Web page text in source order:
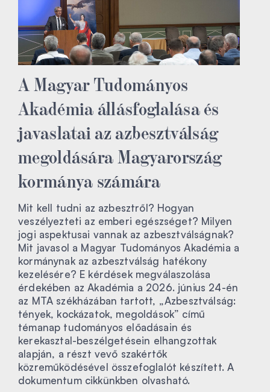
A Magyar Tudományos
Akadémia állásfoglalása és
javaslatai az azbesztválság
megoldására Magyarország
kormánya számára
Mit kell tudni az azbesztről? Hogyan
veszélyezteti az emberi egészséget? Milyen
jogi aspektusai vannak az azbesztválságnak?
Mit javasol a Magyar Tudományos Akadémia a
kormánynak az azbesztválság hatékony
kezelésére? E kérdések megválaszolása
érdekében az Akadémia a 2026. június 24-én
az MTA székházában tartott, „Azbesztválság:
tények, kockázatok, megoldások” című
témanap tudományos előadásain és
kerekasztal-beszélgetésein elhangzottak
alapján, a részt vevő szakértők
közreműködésével összefoglalót készített. A
dokumentum cikkünkben olvasható.